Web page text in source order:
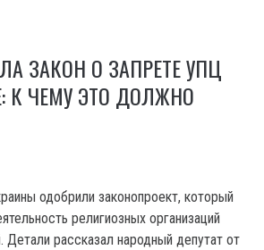
ЗАКОН О ЗАПРЕТЕ УПЦ
К ЧЕМУ ЭТО ДОЛЖНО
одобрили законопроект, который
религиозных организаций
Детали рассказал народный депутат от